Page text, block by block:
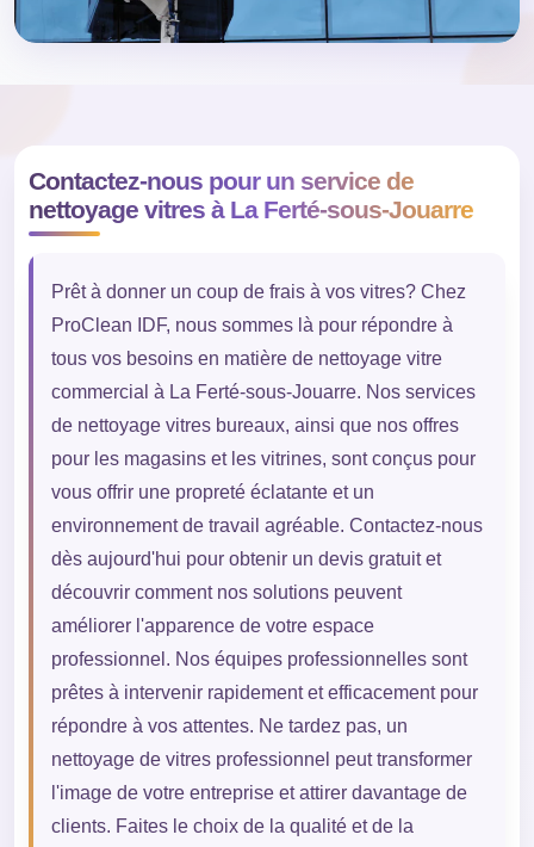
Contactez-nous pour un service de
nettoyage vitres à La Ferté-sous-Jouarre
Prêt à donner un coup de frais à vos vitres? Chez
ProClean IDF, nous sommes là pour répondre à
tous vos besoins en matière de nettoyage vitre
commercial à La Ferté-sous-Jouarre. Nos services
de nettoyage vitres bureaux, ainsi que nos offres
pour les magasins et les vitrines, sont conçus pour
vous offrir une propreté éclatante et un
environnement de travail agréable. Contactez-nous
dès aujourd'hui pour obtenir un devis gratuit et
découvrir comment nos solutions peuvent
améliorer l'apparence de votre espace
professionnel. Nos équipes professionnelles sont
prêtes à intervenir rapidement et efficacement pour
répondre à vos attentes. Ne tardez pas, un
nettoyage de vitres professionnel peut transformer
l'image de votre entreprise et attirer davantage de
clients. Faites le choix de la qualité et de la